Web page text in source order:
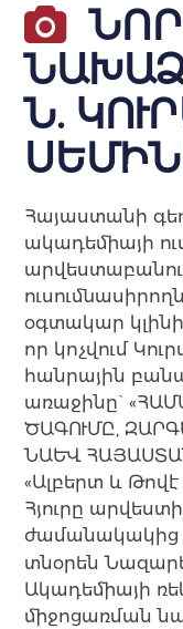
ՆՈՐ
Ն.
Հայաստանի
ակադեմիայի
օգտակար կլինի
որ կոչվում
հանրային
առաջինը`
ԾԱԳՈՒՄԸ,
ՆԱԵՎ
«Ալբերտ և Թովէ
Հյուրը
ժամանակակից
տնօրեն
Ակադեմիայի
միջոցառման